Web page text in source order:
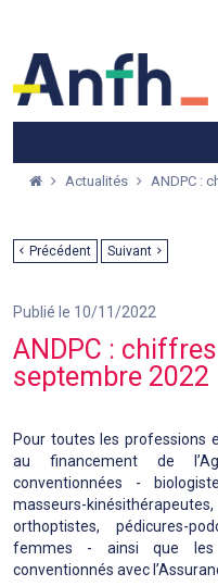
Actualités ANDPC :
Précédent Suivant
Publié le 10/11/2022
ANDPC :
septembre 2022
Pour toutes les professions
au financement de
conventionnées -
masseurs-
orthoptistes, pédicures-
femmes - ainsi que les
conventionnés avec